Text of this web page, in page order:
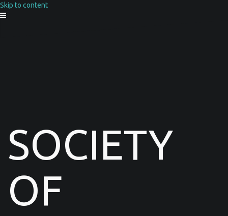
Skip to content
SOCIETY
OF